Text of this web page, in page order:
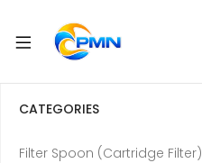
CATEGORIES
Filter Spoon (Cartridge Filter)